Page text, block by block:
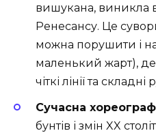
вишукана, виникла в
Ренесансу. Це
можна порушити і
маленький жарт), де
чіткі лінії та складні
Сучасна
бунтів і змін XX